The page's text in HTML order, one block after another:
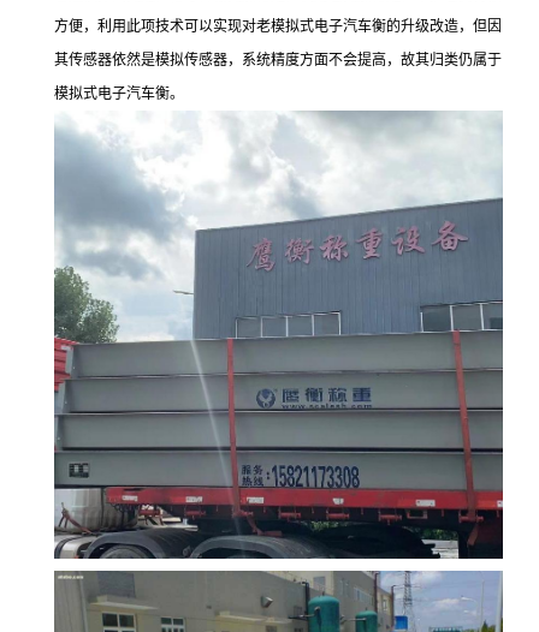
方便，利用此项技术可以实现对老模拟式电子汽车衡的升级改造，但因
其传感器依然是模拟传感器，系统精度方面不会提高，故其归类仍属于
模拟式电子汽车衡。